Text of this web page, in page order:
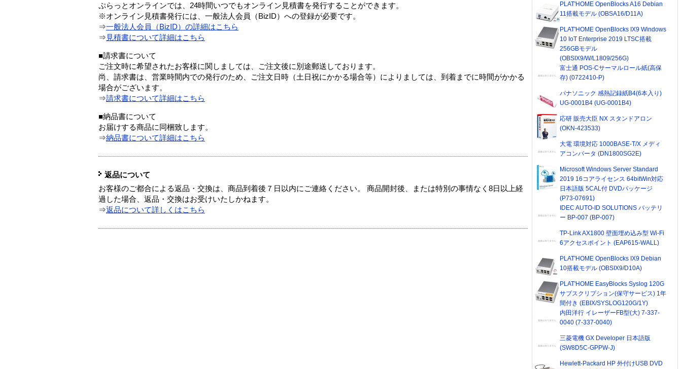
ぷらっとオンラインでは、24時間いつでもオンライン見積書を発行することができます。
※オンライン見積書発行には、一般法人会員（BizID）への登録が必要です。
⇒一般法人会員（BizID）の詳細はこちら
⇒ 見積書について詳細はこちら
■請求書について
ご注文時に希望されたお客様に関しましては、ご注文後に別途郵送しております。
尚、請求書は、営業時間内での発行のため、ご注文日時（土日祝にかかる場合等）によりましては、到着までに時間がかかる
場合がございます。
⇒請求書について詳細はこちら
■納品書について
お届けする商品に同梱致します。
⇒納品書について詳細はこちら
返品について
お客様のご都合による返品・交換は、商品到着後７日以内にご連絡ください。 商品開封後、または特別の事情なく8日以上経
過した場合、返品・交換はお受けいたしかねます。
⇒返品について詳しくはこちら
PLAT'HOME OpenBlocks A16 Debian
11搭載モデル (OBSA16/D11A)
PLAT'HOME OpenBlocks IX9 Windows
10 IoT Enterprise 2019 LTSC搭載
256GBモデル
(OBSIX9/W/L1809/256G)
富士通 POS-Cサーマルロール紙(高保
存) (0722410-P)
パナソニック 感熱記録紙B4(6本入り)
UG-0001B4 (UG-0001B4)
応研 販売大臣 NX スタンドアロン
(OKN-423533)
大電 環境対応 1000BASE-T/X メディ
アコンバータ (DN1800SG2E)
Microsoft Windows Server Standard
2019 16コアライセンス 64bitWin対応
日本語版 5CAL付 DVDパッケージ
(P73-07691)
IDEC AUTO-ID SOLUTIONS バッテリ
ー BP-007 (BP-007)
TP-Link AX1800 壁面埋め込み型 Wi-Fi
6アクセスポイント (EAP615-WALL)
PLAT'HOME OpenBlocks IX9 Debian
10搭載モデル (OBSIX9/D10A)
PLAT'HOME EasyBlocks Syslog 120G
サブスクリプション(保守サービス) 1年
間付き (EBIX/SYSLOG120G/1Y)
内田洋行 イレーザーFB型(大) 7-337-
0040 (7-337-0040)
三菱電機 GX Developer 日本語版
(SW8D5C-GPPW-J)
Hewlett-Packard HP 外付けUSB DVD